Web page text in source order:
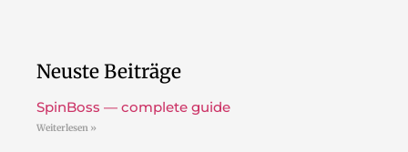
Neuste Beiträge
SpinBoss — complete guide
Weiterlesen »